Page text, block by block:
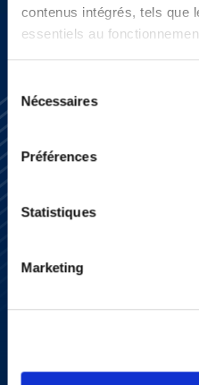
contenus intégrés, tels
essentiels au
du
consentement
Nécessaires
Préférences
Statistiques
Marketing
S’abonner
YouTube
X